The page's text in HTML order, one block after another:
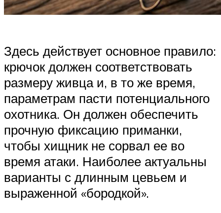
Здесь действует основное правило:
крючок должен соответствовать
размеру живца и, в то же время,
параметрам пасти потенциального
охотника. Он должен обеспечить
прочную фиксацию приманки,
чтобы хищник не сорвал ее во
время атаки. Наиболее актуальны
варианты с длинным цевьем и
выраженной «бородкой».